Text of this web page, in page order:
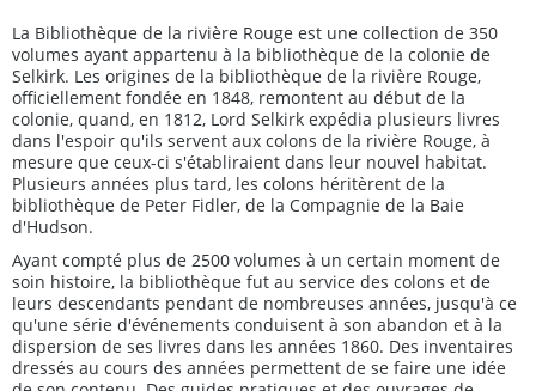
La Bibliothèque de la rivière Rouge est une collection de 350
volumes ayant appartenu à la bibliothèque de la colonie de
Selkirk. Les origines de la bibliothèque de la rivière Rouge,
officiellement fondée en 1848, remontent au début de la
colonie, quand, en 1812, Lord Selkirk expédia plusieurs livres
dans l'espoir qu'ils servent aux colons de la rivière Rouge, à
mesure que ceux-ci s'établiraient dans leur nouvel habitat.
Plusieurs années plus tard, les colons héritèrent de la
bibliothèque de Peter Fidler, de la Compagnie de la Baie
d'Hudson.
Ayant compté plus de 2500 volumes à un certain moment de
soin histoire, la bibliothèque fut au service des colons et de
leurs descendants pendant de nombreuses années, jusqu'à ce
qu'une série d'événements conduisent à son abandon et à la
dispersion de ses livres dans les années 1860. Des inventaires
dressés au cours des années permettent de se faire une idée